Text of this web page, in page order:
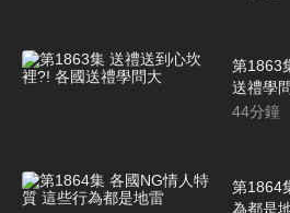
第1863
送禮學
44分鐘
第1864
為都是